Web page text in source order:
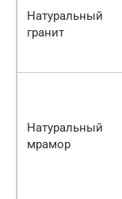
Натуральный
гранит
Натуральный
мрамор